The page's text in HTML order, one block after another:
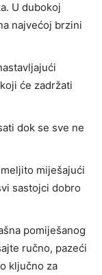
U dubokoj
najvećoj brzini
će zadržati
dok se sve ne
miješajući
sastojci dobro
pomiješanog
ručno, pazeći
ključno za